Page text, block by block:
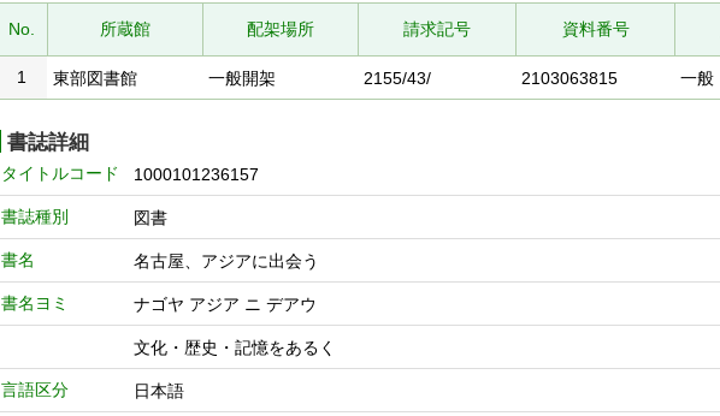
No. 所蔵館 配架場所 請求記号 資料番号
1
東部図書館 一般開架 2155/43/ 2103063815 一般
書誌詳細
タイトルコード 1000101236157
書誌種別 図書
書名 名古屋、アジアに出会う
書名ヨミ ナゴヤ アジア ニ デアウ
文化・歴史・記憶をあるく
言語区分 日本語